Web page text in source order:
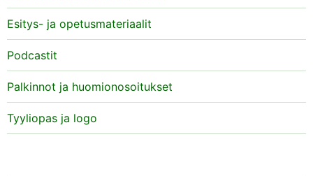
Esitys- ja opetusmateriaalit
Podcastit
Palkinnot ja huomionosoitukset
Tyyliopas ja logo